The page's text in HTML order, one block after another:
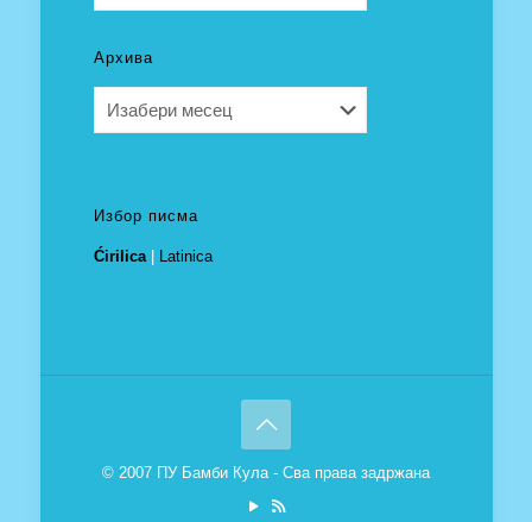
Архива
Избор писма
Ćirilica| Latinica
© 2007 ПУ Бамби Кула - Сва права задржана